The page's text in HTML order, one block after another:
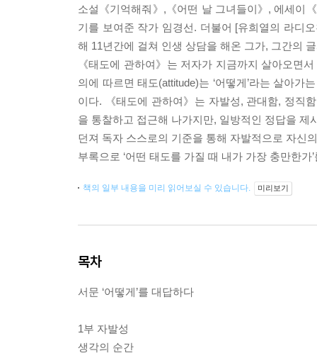
소설《기억해줘》,《어떤 날 그녀들이》, 에세이
기를 보여준 작가 임경선. 더불어 [유희열의 라디
해 11년간에 걸쳐 인생 상담을 해온 그가, 그간의
《태도에 관하여》는 저자가 지금까지 살아오면
의에 따르면 태도(attitude)는 ‘어떻게’라는 살아
이다. 《태도에 관하여》는 자발성, 관대함, 정직
을 통찰하고 접근해 나가지만, 일방적인 정답을 제
던져 독자 스스로의 기준을 통해 자발적으로 자신
부록으로 ‘어떤 태도를 가질 때 내가 가장 충만한
책의 일부 내용을 미리 읽어보실 수 있습니다. 미리보기
목차
서문 ‘어떻게’를 대답하다
1부 자발성
생각의 순간